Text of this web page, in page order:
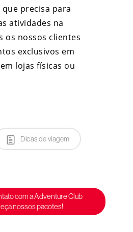
precisa para
atividades na
os nossos clientes
exclusivos em
lojas físicas ou
Dicas de viagem
com a Adventure Club
nossos pacotes!